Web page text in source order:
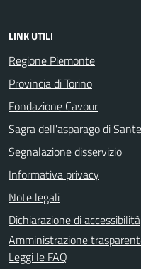
LINK UTILI
Regione Piemonte
Provincia di Torino
Fondazione Cavour
Sagra dell'asparago di
Segnalazione disservizio
Informativa privacy
Note legali
Dichiarazione di accessibilità
Amministrazione
Leggi le FAQ